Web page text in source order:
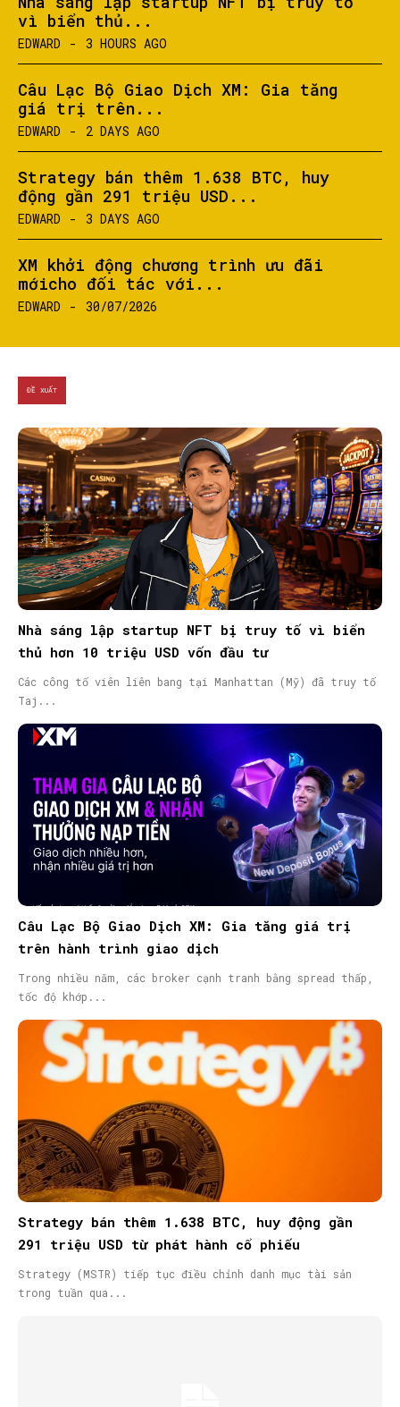
vì biển thủ...
EDWARD - 3 HOURS AGO
Câu Lạc Bộ Giao Dịch XM: Gia tăng
giá trị trên...
EDWARD - 2 DAYS AGO
Strategy bán thêm 1.638 BTC, huy
động gần 291 triệu USD...
EDWARD - 3 DAYS AGO
XM khởi động chương trình ưu đãi
mớicho đối tác với...
EDWARD - 30/07/2026
ĐỀ XUẤT
Nhà sáng lập startup NFT bị truy tố vì biển
thủ hơn 10 triệu USD vốn đầu tư
Các công tố viên liên bang tại Manhattan (Mỹ) đã truy tố
Taj...
Câu Lạc Bộ Giao Dịch XM: Gia tăng giá trị
trên hành trình giao dịch
Trong nhiều năm, các broker cạnh tranh bằng spread thấp,
tốc độ khớp...
Strategy bán thêm 1.638 BTC, huy động gần
291 triệu USD từ phát hành cổ phiếu
Strategy (MSTR) tiếp tục điều chỉnh danh mục tài sản
trong tuần qua...